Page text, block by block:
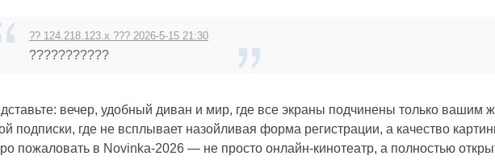
?? 124.218.123.x ??? 2026-5-15 21:30
???????????
вечер, удобный диван и мир, где все экраны подчинены только вашим
подписки, где не всплывает назойливая форма регистрации, а качество
пожаловать в Novinka-2026 — не просто онлайн-кинотеатр, а полностью